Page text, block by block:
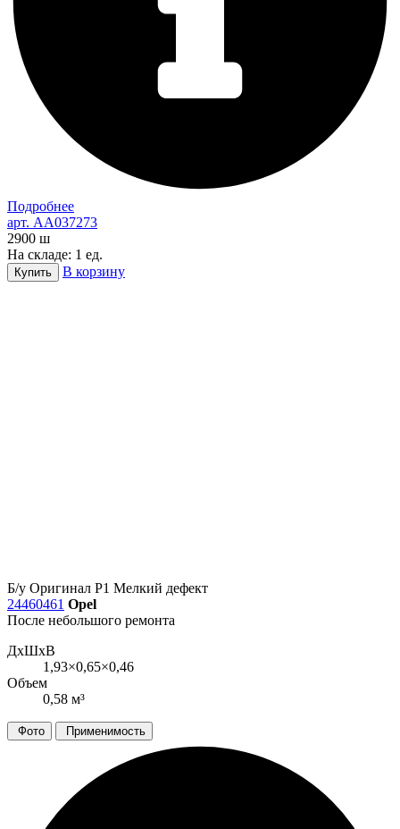
Подробнее
арт. AA037273
2900 ш
На складе: 1 ед.
Купить В корзину
Б/у Оригинал Р1 Мелкий дефект
24460461 Opel
После небольшого ремонта
ДxШxВ
1,93×0,65×0,46
Объем
0,58 м³
Фото Применимость